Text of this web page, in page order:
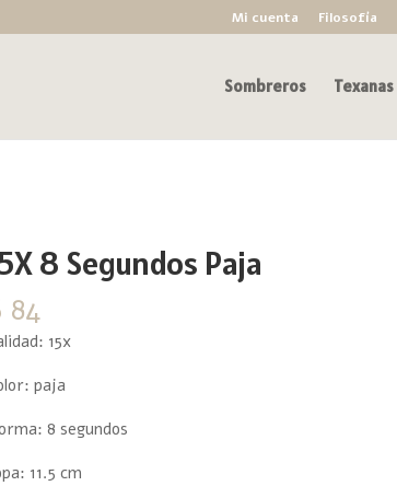
Mi cuenta Filosofía
Sombreros Texanas
8 Segundos Paja
84
15x
paja
8 segundos
11.5 cm